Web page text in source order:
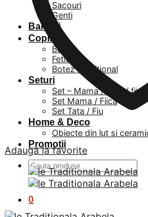
Sacouri
Genti
Barbati
Copii
Baieti
Fetite
Botez Traditional
Seturi
Set – Mama / Tata /
Set Mama / Fiica
Set Tata / Fiu
Home & Deco
Obiecte din lut si
Promotii
Caută
după:
0
Adauga la favorite